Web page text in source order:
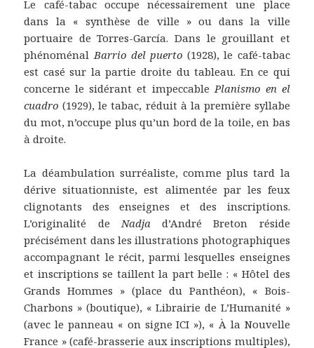
Le café-tabac occupe nécessairement une place
dans la « synthèse de ville » ou dans la ville
portuaire de Torres-García. Dans le grouillant et
phénoménalBarrio del puerto (1928), le café-tabac
est casé sur la partie droite du tableau. En ce qui
concerne le sidérant et impeccablePlanismo en el
cuadro (1929), le tabac, réduit à la première syllabe
du mot, n’occupe plus qu’un bord de la toile, en bas
à droite.
La déambulation surréaliste, comme plus tard la
dérive situationniste, est alimentée par les feux
clignotants des enseignes et des inscriptions.
L’originalité deNadjad’André Breton réside
précisément dans les illustrations photographiques
accompagnant le récit, parmi lesquelles enseignes
et inscriptions se taillent la part belle : « Hôtel des
Grands Hommes » (place du Panthéon), « Bois-
Charbons » (boutique), « Librairie de L’Humanité »
(avec le panneau « on signe ICI »), « À la Nouvelle
France » (café-brasserie aux inscriptions multiples),